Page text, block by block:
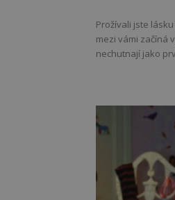
Prožívali jste
mezi vámi začíná
nechutnají jako